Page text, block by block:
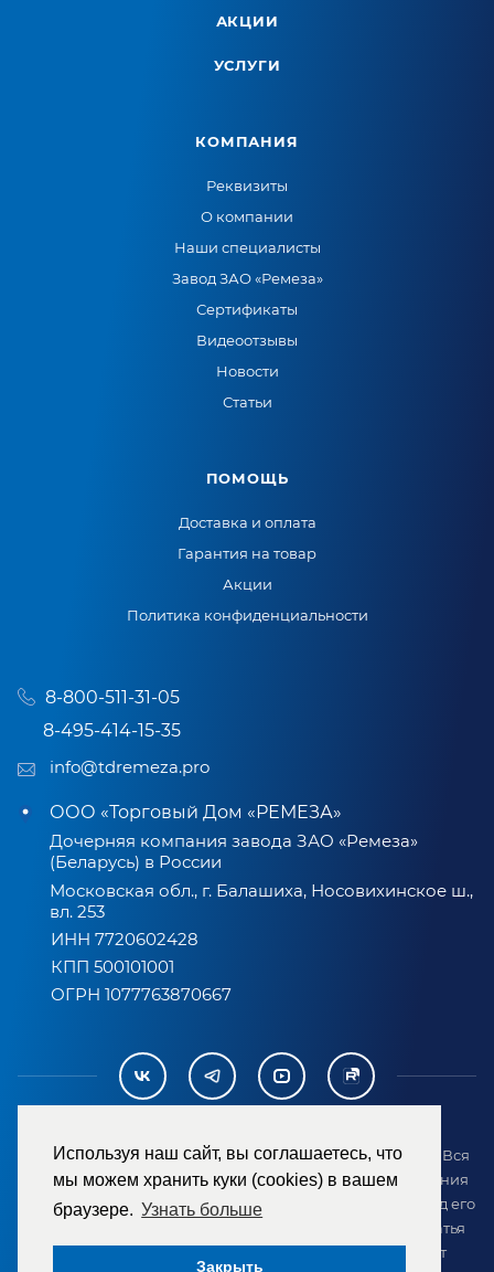
Используя наш сайт, вы соглашаетесь, что
мы можем хранить куки (cookies) в вашем
браузере. Узнать больше
Закрыть
АКЦИИ
УСЛУГИ
КОМПАНИЯ
Реквизиты
О компании
Наши специалисты
Завод ЗАО «Ремеза»
Сертификаты
Видеоотзывы
Новости
Статьи
ПОМОЩЬ
Доставка и оплата
Гарантия на товар
Акции
Политика конфиденциальности
8-800-511-31-05
8-495-414-15-35
info@tdremeza.pro
ООО «Торговый Дом «РЕМЕЗА»
Дочерняя компания завода ЗАО «Ремеза»
(Беларусь) в России
Московская обл., г. Балашиха, Носовихинское ш.,
вл. 253
ИНН 7720602428
КПП 500101001
ОГРН 1077763870667
2007-2026 © ООО «ТД «РЕМЕЗА». Все права защищены. Вся
информация на сайте размещена в целях предоставления
возможности покупателю ознакомиться с товаром перед его
приобретением и не является публичной офертой (статья
437 ГК РФ). Внешний вид товара может отличаться от